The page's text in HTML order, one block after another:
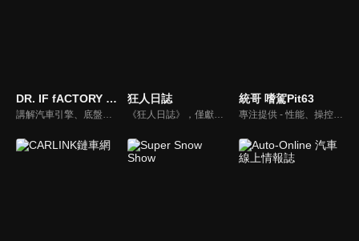
DR. IF fACTORY 硬核車媒 狂人日誌
《狂人日誌》，僅獻給所有試著在這個數位化年代，惦記著、堅持著那份對純粹機械無止盡熱愛的熱血車狂們。
統哥 嗜駕Pit63
專注提供 - 性能、操控、改裝、樂趣、實用 的汽車頻道。